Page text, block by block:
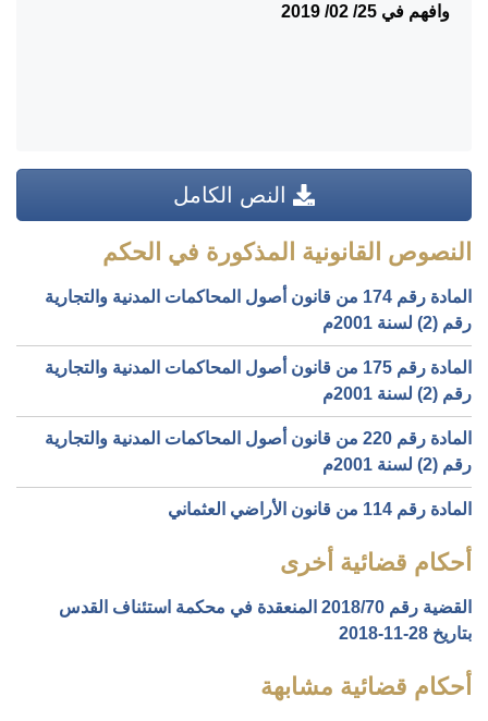
وافهم في 25/ 02/ 2019
النص الكامل
النصوص القانونية المذكورة في الحكم
المادة رقم 174 من قانون أصول المحاكمات المدنية والتجارية
رقم (2) لسنة 2001م
المادة رقم 175 من قانون أصول المحاكمات المدنية والتجارية
رقم (2) لسنة 2001م
المادة رقم 220 من قانون أصول المحاكمات المدنية والتجارية
رقم (2) لسنة 2001م
المادة رقم 114 من قانون الأراضي العثماني
أحكام قضائية أخرى
القضية رقم ‎70‏/‎2018‏ المنعقدة في محكمة استئناف القدس
بتاريخ ‎2018-11-28‏
أحكام قضائية مشابهة